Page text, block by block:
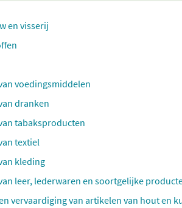
en visserij
voedingsmiddelen
dranken
tabaksproducten
textiel
kleding
leer, lederwaren en soortgelijke
vervaardiging van artikelen van hout en